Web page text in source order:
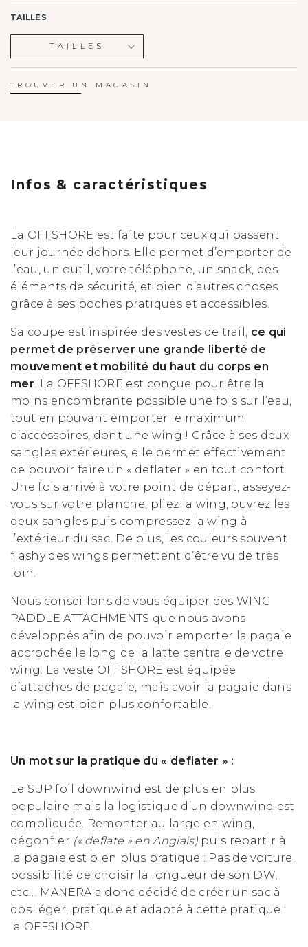
TAILLES
TAILLES
M
L
TROUVER UN MAGASIN
Infos & caractéristiques
La OFFSHORE est faite pour ceux qui passent
leur journée dehors. Elle permet d’emporter de
l’eau, un outil, votre téléphone, un snack, des
éléments de sécurité, et bien d’autres choses
grâce à ses poches pratiques et accessibles.
Sa coupe est inspirée des vestes de trail, ce qui
permet de préserver une grande liberté de
mouvement et mobilité du haut du corps en
mer La OFFSHORE est conçue pour être la
moins encombrante possible une fois sur l’eau,
tout en pouvant emporter le maximum
d’accessoires, dont une wing ! Grâce à ses deux
sangles extérieures, elle permet effectivement
de pouvoir faire un « deflater » en tout confort.
Une fois arrivé à votre point de départ, asseyez-
vous sur votre planche, pliez la wing, ouvrez les
deux sangles puis compressez la wing à
l’extérieur du sac. De plus, les couleurs souvent
flashy des wings permettent d’être vu de très
loin.
Nous conseillons de vous équiper des WING
PADDLE ATTACHMENTS que nous avons
développés afin de pouvoir emporter la pagaie
accrochée le long de la latte centrale de votre
wing. La veste OFFSHORE est équipée
d’attaches de pagaie, mais avoir la pagaie dans
la wing est bien plus confortable.
Un mot sur la pratique du « deflater » :
Le SUP foil downwind est de plus en plus
populaire mais la logistique d’un downwind est
compliquée. Remonter au large en wing,
dégonfler (« deflate » en Anglais) puis repartir à
la pagaie est bien plus pratique : Pas de voiture,
possibilité de choisir la longueur de son DW,
etc… MANERA a donc décidé de créer un sac à
dos léger, pratique et adapté à cette pratique :
la OFFSHORE.